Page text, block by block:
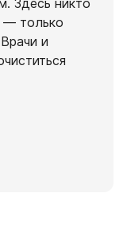
— только
и